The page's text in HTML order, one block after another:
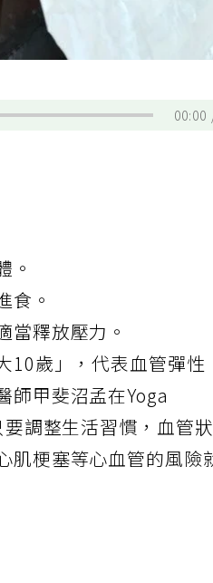
00:00
。
食。
當釋放壓力。
10歲」，代表血管彈性
師甲斐沼孟在Yoga
調整生活習慣，血管狀
肌梗塞等心血管的風險